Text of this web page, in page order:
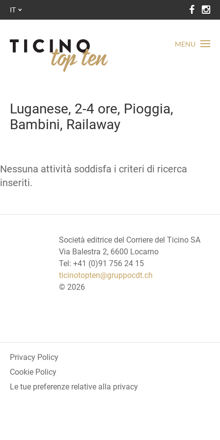
MENU
IT
Luganese, 2-4 ore, Pioggia,
Bambini, Railaway
Nessuna attività soddisfa i criteri di ricerca
inseriti.
Società editrice del Corriere del Ticino SA
Via Balestra 2, 6600 Locarno
Tel: +41 (0)91 756 24 15
ticinotopten@gruppocdt.ch
© 2026
Privacy Policy
Cookie Policy
Le tue preferenze relative alla privacy